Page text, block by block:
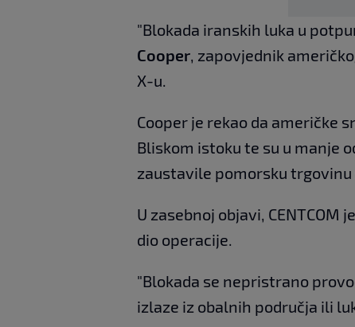
"Blokada iranskih luka u
Cooper, zapovjednik
X-u.
Cooper je rekao da američke
Bliskom istoku te su u manje
zaustavile pomorsku trgovinu
U zasebnoj objavi,
dio operacije.
"Blokada se nepristrano
izlaze iz obalnih područja ili